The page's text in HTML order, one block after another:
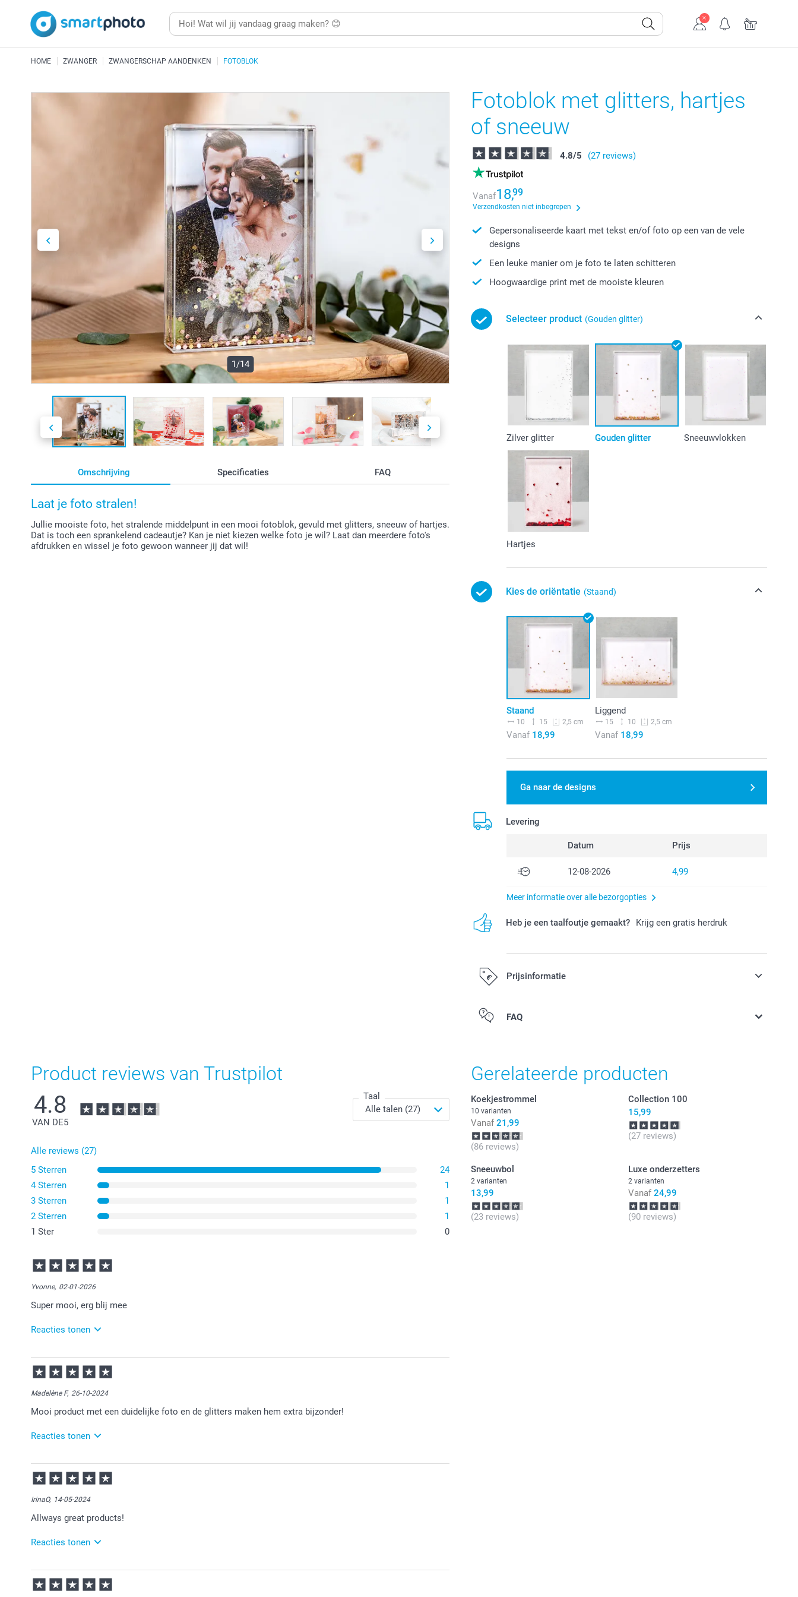
HOME ZWANGER ZWANGERSCHAP AANDENKEN FOTOBLOK
1/14
Omschrijving Specificaties FAQ
Laat je foto stralen!
Jullie mooiste foto, het stralende middelpunt in een mooi fotoblok, gevuld met glitters, sneeuw of hartjes.
Dat is toch een sprankelend cadeautje? Kan je niet kiezen welke foto je wil? Laat dan meerdere foto's
afdrukken en wissel je foto gewoon wanneer jij dat wil!
Fotoblok met glitters, hartjes
of sneeuw
4.8/5 (27 reviews)
Vanaf18,99
Verzendkosten niet inbegrepen
Gepersonaliseerde kaart met tekst en/of foto op een van de vele
designs
Een leuke manier om je foto te laten schitteren
Hoogwaardige print met de mooiste kleuren
Selecteer product (Gouden glitter)
Zilver glitter Gouden glitter Sneeuwvlokken
Hartjes
Kies de oriëntatie (Staand)
Staand
10 15 2,5 cm
Vanaf 18,99
Liggend
15 10 2,5 cm
Vanaf 18,99
Ga naar de designs
Levering
Datum Prijs
12-08-2026 4,99
Meer informatie over alle bezorgopties
Heb je een taalfoutje gemaakt? Krijg een gratis herdruk
Prijsinformatie
Alle prijzen zijn in EURO (€) inclusief BTW en exclusief verzendkosten.
FAQ
Product reviews van Trustpilot
4.8
VAN DE5
Taal
Alle reviews (27)
5 Sterren
24
4 Sterren
1
3 Sterren
1
2 Sterren
1
1 Ster
0
Yvonne, 02-01-2026
Super mooi, erg blij mee
Reacties tonen
05-01-2026
15:06
Bedankt voor je bericht.
Madelène F, 26-10-2024
Mooi product met een duidelijke foto en de glitters maken hem extra bijzonder!
Reacties tonen
28-10-2024
13:09
Bedankt voor je bericht.
IrinaO, 14-05-2024
Allways great products!
Reacties tonen
14-05-2024
16:10
Heel veel plezier van je bestelling!
Gerelateerde producten
Koekjestrommel
10 varianten
Vanaf 21,99
(86 reviews)
Collection 100
15,99
(27 reviews)
Sneeuwbol
2 varianten
13,99
(23 reviews)
Luxe onderzetters
2 varianten
Vanaf 24,99
(90 reviews)